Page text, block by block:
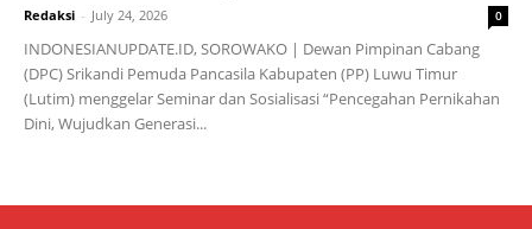
Redaksi - July 24, 2026 0
INDONESIANUPDATE.ID, SOROWAKO | Dewan Pimpinan Cabang
(DPC) Srikandi Pemuda Pancasila Kabupaten (PP) Luwu Timur
(Lutim) menggelar Seminar dan Sosialisasi “Pencegahan Pernikahan
Dini, Wujudkan Generasi...